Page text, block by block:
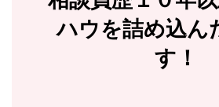
ハウを詰め込ん
す！